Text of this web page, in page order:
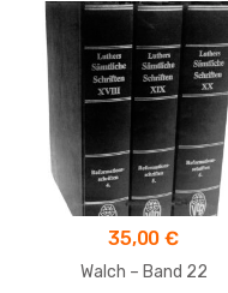
35,00€
Walch – Band 22